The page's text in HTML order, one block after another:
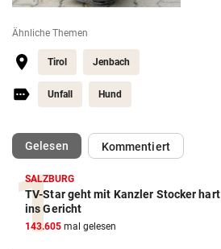
Ähnliche Themen
Tirol Jenbach
Unfall Hund
Gelesen(ausgewählt)Kommentiert
SALZBURG
TV-Star geht mit Kanzler Stocker hart
ins Gericht
143.605 mal gelesen